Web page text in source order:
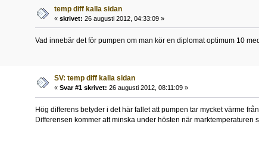
temp diff kalla sidan
« skrivet: 26 augusti 2012, 04:33:09 »
Vad innebär det för pumpen om man kör en diplomat optimum 10
SV: temp diff kalla sidan
« Svar #1 skrivet: 26 augusti 2012, 08:11:09 »
Hög differens betyder i det här fallet att pumpen tar mycket värme
Differensen kommer att minska under hösten när marktemperaturen